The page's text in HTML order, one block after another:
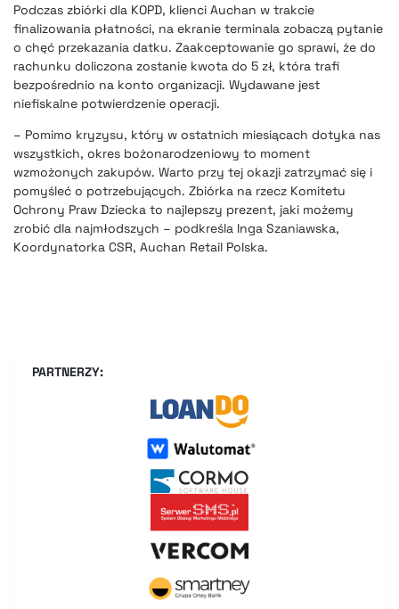
Podczas zbiórki dla KOPD, klienci Auchan w trakcie
finalizowania płatności, na ekranie terminala zobaczą pytanie
o chęć przekazania datku. Zaakceptowanie go sprawi, że do
rachunku doliczona zostanie kwota do 5 zł, która trafi
bezpośrednio na konto organizacji. Wydawane jest
niefiskalne potwierdzenie operacji.
– Pomimo kryzysu, który w ostatnich miesiącach dotyka nas
wszystkich, okres bożonarodzeniowy to moment
wzmożonych zakupów. Warto przy tej okazji zatrzymać się i
pomyśleć o potrzebujących. Zbiórka na rzecz Komitetu
Ochrony Praw Dziecka to najlepszy prezent, jaki możemy
zrobić dla najmłodszych – podkreśla Inga Szaniawska,
Koordynatorka CSR, Auchan Retail Polska.
PARTNERZY: